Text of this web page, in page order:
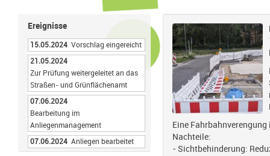
Ereignisse
15.05.2024 Vorschlag eingereicht
21.05.2024
Zur Prüfung weitergeleitet an das
Straßen- und Grünflächenamt
07.06.2024
Bearbeitung im
Anliegenmanagement
07.06.2024 Anliegen bearbeitet
Eine
Nachteile:
- Sichtbehinderung: